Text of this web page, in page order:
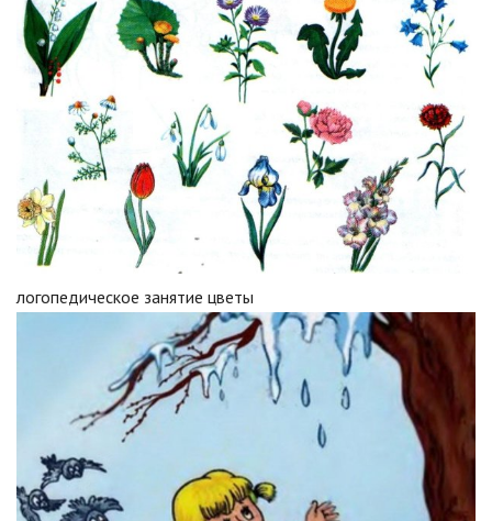
логопедическое занятие цветы